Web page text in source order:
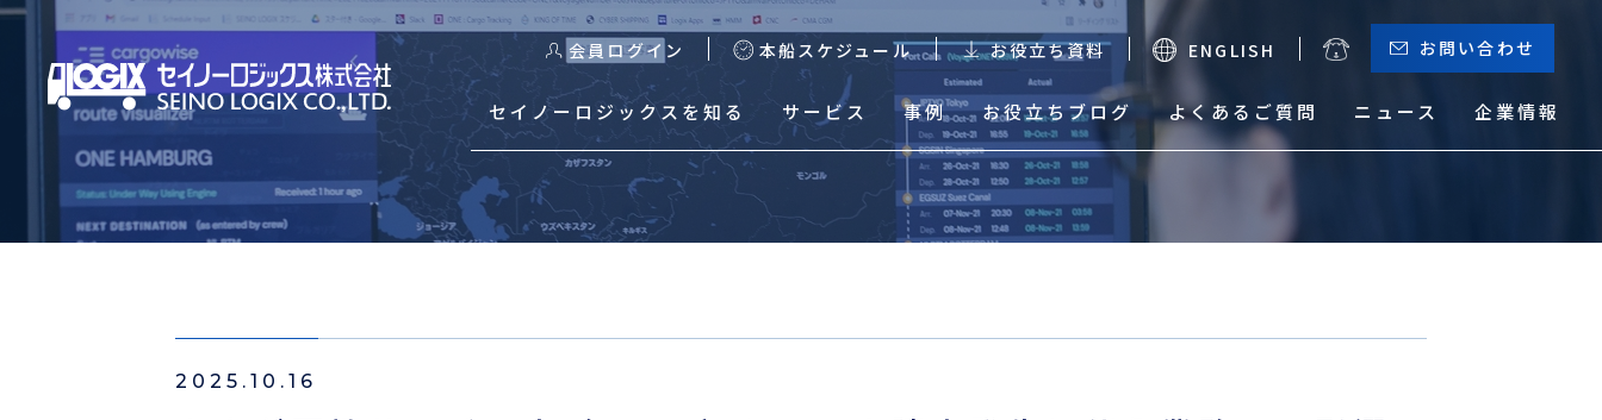
会員ログイン 本船スケジュール お役立ち資料 ENGLISH お問い合わせ
セイノーロジックスを知る サービス 事例 お役立ちブログ よくあるご質問 ニュース 企業情報
サービス
輸出海上混載輸送（LCL）
サーチャージ一覧
2025.10.16